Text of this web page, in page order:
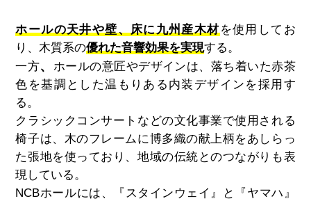
ホールの天井や壁、床に九州産木材を使用してお
り、木質系の優れた音響効果を実現する。
一方、 ホールの意匠やデザインは、落ち着いた赤茶
色を基調とした温もりある内装デザインを採用す
る。
クラシックコンサートなどの文化事業で使用される
椅子は、木のフレームに博多織の献上柄をあしらっ
た張地を使っており、地域の伝統とのつながりも表
現している。
NCBホールには、『スタインウェイ』と『ヤマハ』